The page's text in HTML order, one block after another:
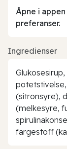
Åpne i
preferanser.
Ingredienser
(sitronsyre),
(melkesyre,
fargestoff